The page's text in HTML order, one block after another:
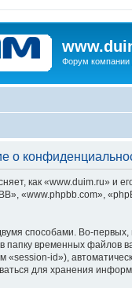
Форум
о
как «www.duim.ru» и
«www.phpbb.com»,
способами. Во-
папку временных файлов
«session-id»),
для хранения